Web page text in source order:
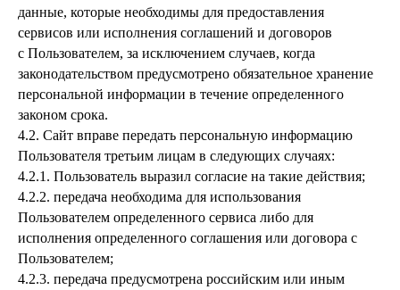
данные, которые необходимы для предоставления
сервисов или исполнения соглашений и договоров
с Пользователем, за исключением случаев, когда
законодательством предусмотрено обязательное хранение
персональной информации в течение определенного
законом срока.
4.2. Сайт вправе передать персональную информацию
Пользователя третьим лицам в следующих случаях:
4.2.1. Пользователь выразил согласие на такие действия;
4.2.2. передача необходима для использования
Пользователем определенного сервиса либо для
исполнения определенного соглашения или договора с
Пользователем;
4.2.3. передача предусмотрена российским или иным